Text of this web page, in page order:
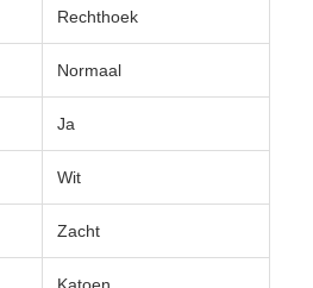
Rechthoek
Normaal
Ja
Wit
Zacht